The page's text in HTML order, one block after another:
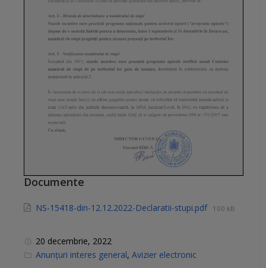
Documente
NS-15418-din-12.12.2022-Declaratii-stupi.pdf 100 kB
20 decembrie, 2022
C
Anunțuri interes general, Avizier electronic